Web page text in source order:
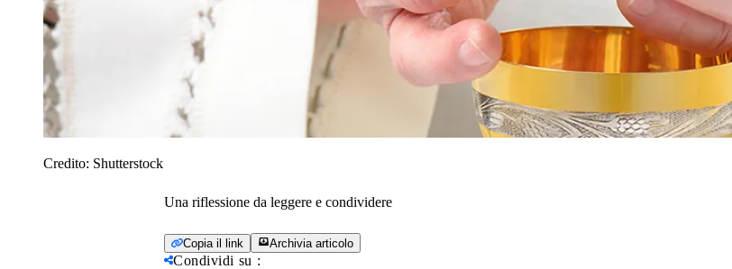
Credito: Shutterstock
Una riflessione da leggere e condividere
Copia il link Archivia articolo
Condividi su :